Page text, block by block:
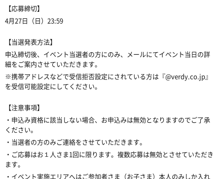
【応募締切】
4月27日（日）23:59
【当選発表方法】
申込締切後、イベント当選者の方にのみ、メールにてイベント当日の詳
細をご案内させていただきます。
※携帯アドレスなどで受信拒否設定にされている方は『@verdy.co.jp』
を受信可能設定にしてください。
【注意事項】
・申込み資格に該当しない場合、お申込みは無効となりますのでご了承
ください。
・当選者の方のみご連絡をさせていただきます。
・ご応募はお１人さま1回に限ります。複数応募は無効とさせていただき
ます。
・イベント実施エリアへはご参加者さま（お子さま）本人のみしか入れ